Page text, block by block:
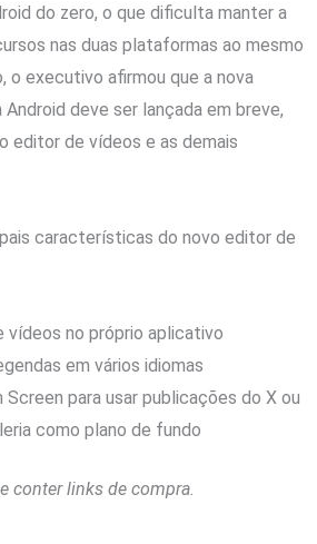
do zero, o que dificulta manter a
nas duas plataformas ao mesmo
o executivo afirmou que a nova
deve ser lançada em breve,
editor de vídeos e as demais
características do novo editor de
vídeos no próprio aplicativo
em vários idiomas
Screen para usar publicações do X ou
como plano de fundo
conter links de compra.